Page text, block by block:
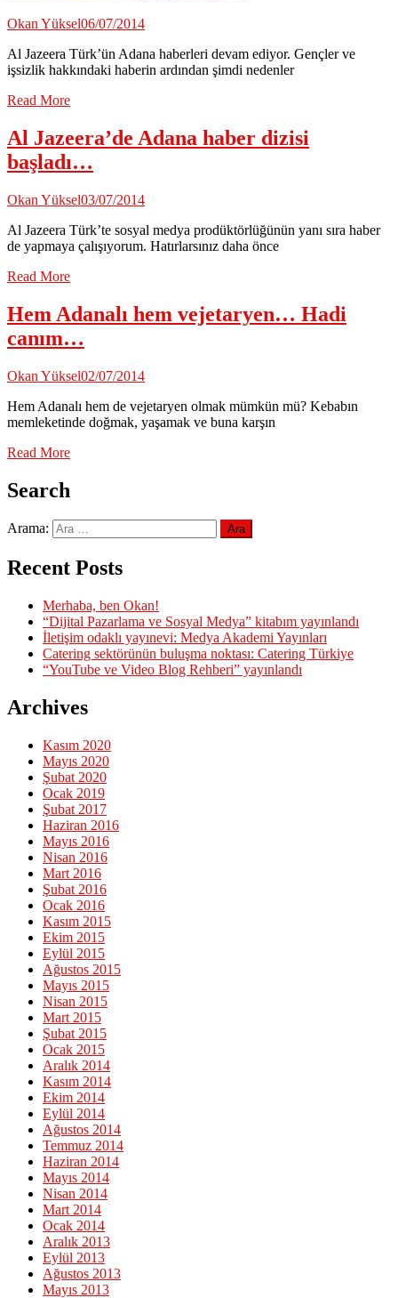
Okan Yüksel06/07/2014
Al Jazeera Türk’ün Adana haberleri devam ediyor. Gençler ve
işsizlik hakkındaki haberin ardından şimdi nedenler
Read More
Al Jazeera’de Adana haber dizisi
başladı…
Okan Yüksel03/07/2014
Al Jazeera Türk’te sosyal medya prodüktörlüğünün yanı sıra haber
de yapmaya çalışıyorum. Hatırlarsınız daha önce
Read More
Hem Adanalı hem vejetaryen… Hadi
canım…
Okan Yüksel02/07/2014
Hem Adanalı hem de vejetaryen olmak mümkün mü? Kebabın
memleketinde doğmak, yaşamak ve buna karşın
Read More
Search
Arama:
Recent Posts
Merhaba, ben Okan!
“Dijital Pazarlama ve Sosyal Medya” kitabım yayınlandı
İletişim odaklı yayınevi: Medya Akademi Yayınları
Catering sektörünün buluşma noktası: Catering Türkiye
“YouTube ve Video Blog Rehberi” yayınlandı
Archives
Kasım 2020
Mayıs 2020
Şubat 2020
Ocak 2019
Şubat 2017
Haziran 2016
Mayıs 2016
Nisan 2016
Mart 2016
Şubat 2016
Ocak 2016
Kasım 2015
Ekim 2015
Eylül 2015
Ağustos 2015
Mayıs 2015
Nisan 2015
Mart 2015
Şubat 2015
Ocak 2015
Aralık 2014
Kasım 2014
Ekim 2014
Eylül 2014
Ağustos 2014
Temmuz 2014
Haziran 2014
Mayıs 2014
Nisan 2014
Mart 2014
Ocak 2014
Aralık 2013
Eylül 2013
Ağustos 2013
Mayıs 2013